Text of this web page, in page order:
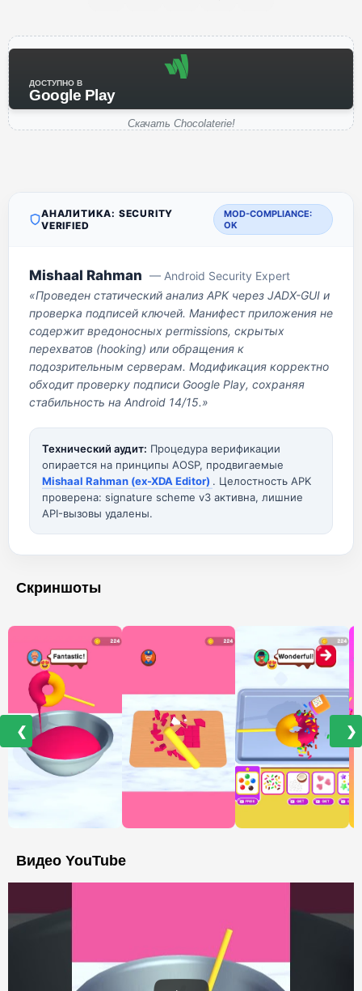
ДОСТУПНО В
Google Play
Скачать Chocolaterie!
АНАЛИТИКА: SECURITY
VERIFIED
MOD-COMPLIANCE:
OK
Mishaal Rahman — Android Security Expert
«Проведен статический анализ APK через JADX-GUI и
проверка подписей ключей. Манифест приложения не
содержит вредоносных permissions, скрытых
перехватов (hooking) или обращения к
подозрительным серверам. Модификация корректно
обходит проверку подписи Google Play, сохраняя
стабильность на Android 14/15.»
Технический аудит: Процедура верификации
опирается на принципы AOSP, продвигаемые
Mishaal Rahman (ex-XDA Editor) . Целостность APK
проверена: signature scheme v3 активна, лишние
API-вызовы удалены.
Скриншоты
❮ ❯
Видео YouTube